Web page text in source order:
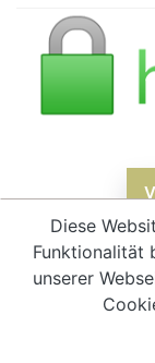
Alle Preise
Diese
Funktionalität
unserer